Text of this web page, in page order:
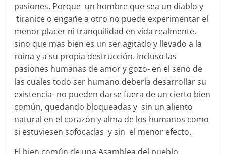
pasiones. Porque un hombre que sea un diablo y
tiranice o engañe a otro no puede experimentar el
menor placer ni tranquilidad en vida realmente,
sino que mas bien es un ser agitado y llevado a la
ruina y a su propia destrucción. Incluso las
pasiones humanas de amor y gozo- en el seno de
las cuales todo ser humano debería desarrollar su
existencia- no pueden darse fuera de un cierto bien
común, quedando bloqueadas y sin un aliento
natural en el corazón y alma de los humanos como
si estuviesen sofocadas y sin el menor efecto.